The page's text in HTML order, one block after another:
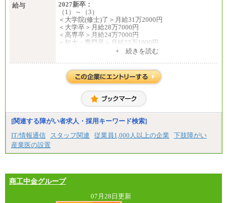
給与
2027新卒：
（1）～（3）
＜大学院(修士)了＞月給31万2000円
＜大学卒＞月給28万7000円
＜高専卒＞月給24万7000円
＜短大・専門卒＞月給23万1000円
※上記を下限として勤務地エリアにより異なる
※試用期間中も給与に変更はございません
月給17万7000円
理論年収212万4000円（月給17万7000円×12カ月）
中途：
（1）
月給22万3000円～
月給17万7000円
理論年収212万4000円（月給17万7000円×12カ月）
+ 続きを読む
[関連する障がい者求人・採用キーワード検索]
IT/情報通信
スタッフ関連 従業員1,000人以上の企業
下肢障がい
産業医の設置
商工中金グループ
07月28日更新